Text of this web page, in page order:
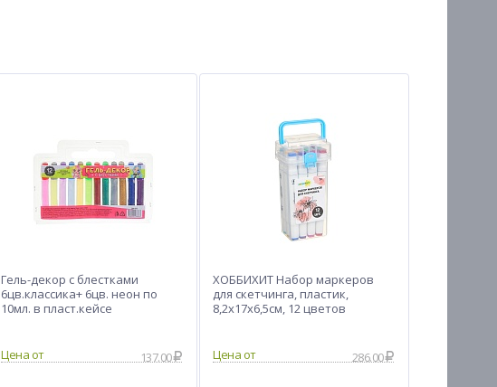
Гель-декор с блестками
6цв.классика+ 6цв. неон по
10мл. в пласт.кейсе
Цена от 137.00
ХОББИХИТ Набор маркеров
для скетчинга, пластик,
8,2х17х6,5см, 12 цветов
Цена от 286.00